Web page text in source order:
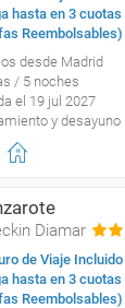
hasta en 3
Reembolsables)
desde Madrid
/ 5 noches
el 19 jul 2027
y desayuno
Diamar
de Viaje Incluido
hasta en 3
Reembolsables)